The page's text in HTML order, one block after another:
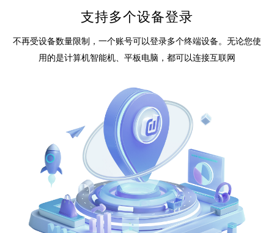
支持多个设备登录
不再受设备数量限制，一个账号可以登录多个终端设备。无论您使
用的是计算机智能机、平板电脑，都可以连接互联网